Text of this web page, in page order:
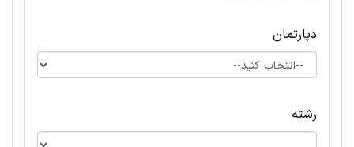
دپارتمان
رشته